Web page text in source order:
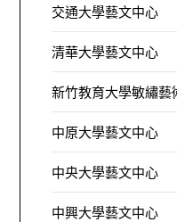
交通大學藝文中心
清華大學藝文中心
新竹教育大學敏繡藝
中原大學藝文中心
中央大學藝文中心
中興大學藝文中心